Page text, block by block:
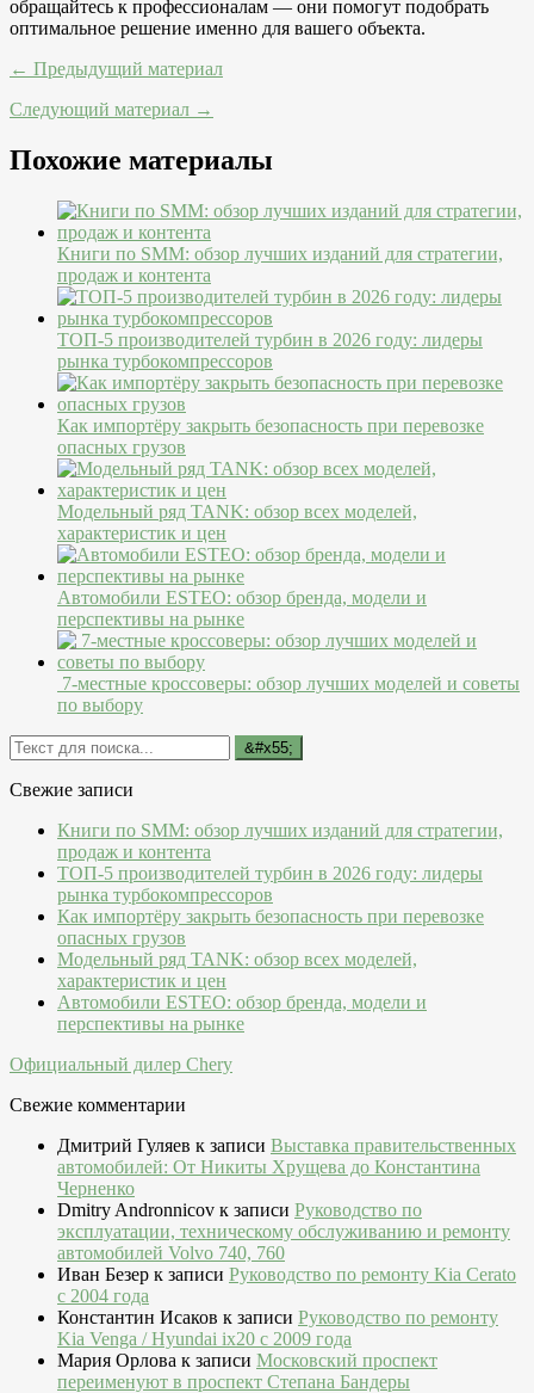
обращайтесь к профессионалам — они помогут подобрать
оптимальное решение именно для вашего объекта.
← Предыдущий материал
Следующий материал →
Похожие материалы
Книги по SMM: обзор лучших изданий для стратегии,
продаж и контента
ТОП-5 производителей турбин в 2026 году: лидеры
рынка турбокомпрессоров
Как импортёру закрыть безопасность при перевозке
опасных грузов
Модельный ряд TANK: обзор всех моделей,
характеристик и цен
Автомобили ESTEO: обзор бренда, модели и
перспективы на рынке
7-местные кроссоверы: обзор лучших моделей и советы
по выбору
Свежие записи
Книги по SMM: обзор лучших изданий для стратегии,
продаж и контента
ТОП-5 производителей турбин в 2026 году: лидеры
рынка турбокомпрессоров
Как импортёру закрыть безопасность при перевозке
опасных грузов
Модельный ряд TANK: обзор всех моделей,
характеристик и цен
Автомобили ESTEO: обзор бренда, модели и
перспективы на рынке
Официальный дилер Chery
Свежие комментарии
Дмитрий Гуляев к записи Выставка правительственных
автомобилей: От Никиты Хрущева до Константина
Черненко
Dmitry Andronnicov к записи Руководство по
эксплуатации, техническому обслуживанию и ремонту
автомобилей Volvo 740, 760
Иван Безер к записи Руководство по ремонту Kia Cerato
c 2004 года
Константин Исаков к записи Руководство по ремонту
Kia Venga / Hyundai ix20 c 2009 года
Мария Орлова к записи Московский проспект
переименуют в проспект Степана Бандеры